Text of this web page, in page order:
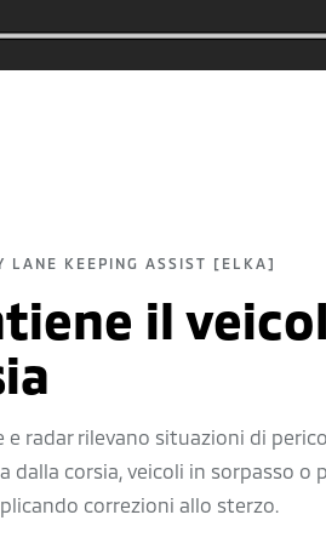
LANE KEEPING ASSIST [ELKA]
il
e radar rilevano situazioni di
dalla corsia, veicoli in sorpasso o
correzioni allo sterzo.